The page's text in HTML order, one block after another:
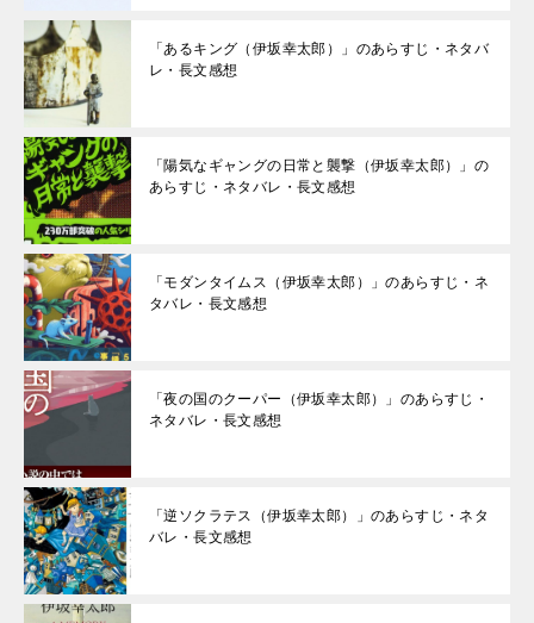
「あるキング（伊坂幸太郎）」のあらすじ・ネタバ
レ・長文感想
「陽気なギャングの日常と襲撃（伊坂幸太郎）」の
あらすじ・ネタバレ・長文感想
「モダンタイムス（伊坂幸太郎）」のあらすじ・ネ
タバレ・長文感想
「夜の国のクーパー（伊坂幸太郎）」のあらすじ・
ネタバレ・長文感想
「逆ソクラテス（伊坂幸太郎）」のあらすじ・ネタ
バレ・長文感想